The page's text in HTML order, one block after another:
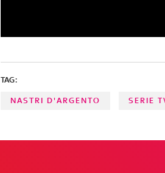
TAG:
NASTRI D'ARGENTO SERIE